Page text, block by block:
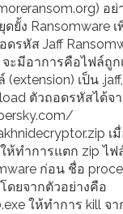
อย่
ยั้ง Ransomware เ
ดรหัส Jaff
จะมีอาการคือไฟล์ถู
เป็น .jaff,
ตัวถอดรหัสได้จ
เ
ห้ทำการแตก zip ไฟ
ก่อน ชื่อ
ดยจากตัวอย่างคือ
ให้ทำการ kill จ